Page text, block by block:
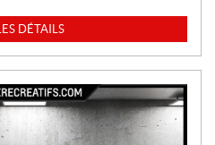
DÉTAILS